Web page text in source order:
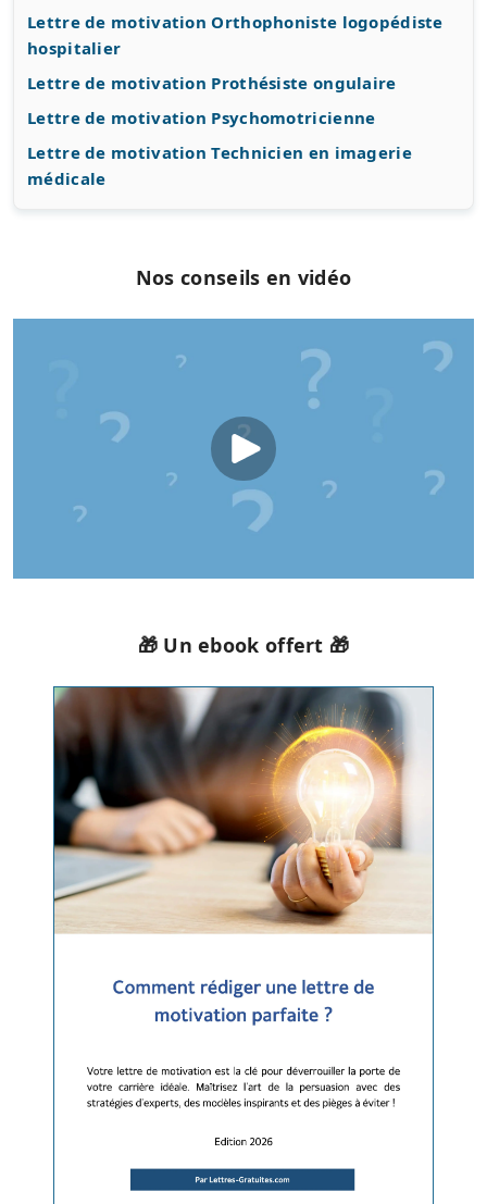
Lettre de motivation Orthophoniste logopédiste
hospitalier
Lettre de motivation Prothésiste ongulaire
Lettre de motivation Psychomotricienne
Lettre de motivation Technicien en imagerie
médicale
Nos conseils en vidéo
🎁 Un ebook offert 🎁